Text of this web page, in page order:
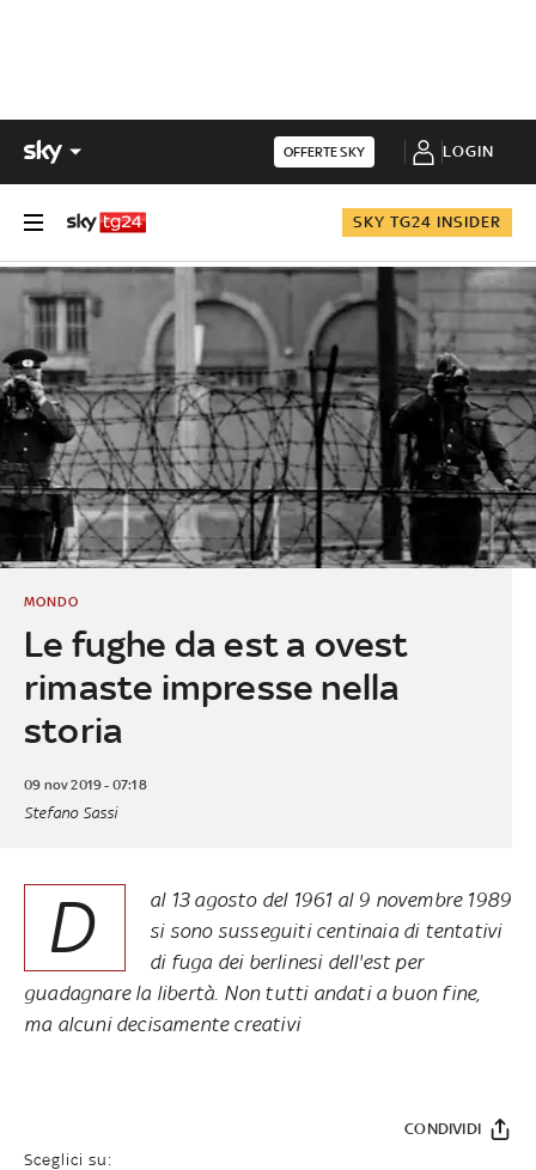
OFFERTE SKY LOGIN
SKY TG24 INSIDER
Le fughe da est a ovest
rimaste impresse nella
storia
MONDO
09 nov 2019 - 07:18
Stefano Sassi
D
al 13 agosto del 1961 al 9 novembre 1989
si sono susseguiti centinaia di tentativi
di fuga dei berlinesi dell'est per
guadagnare la libertà. Non tutti andati a buon fine,
ma alcuni decisamente creativi
Sceglici su:
CONDIVIDI